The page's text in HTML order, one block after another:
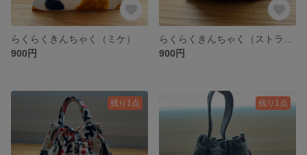
らくらくきんちゃく（ミケ）
900円
900円
残り1点 残り1点